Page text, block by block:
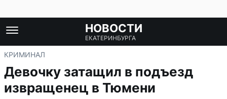
НОВОСТИ
ЕКАТЕРИНБУРГА
КРИМИНАЛ
Девочку затащил в подъезд
извращенец в Тюмени